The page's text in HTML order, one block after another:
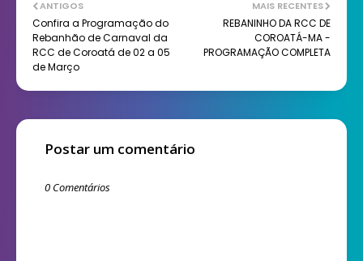
MAIS RECENTES
REBANINHO DA RCC DE
COROATÁ-MA -
PROGRAMAÇÃO COMPLETA
ANTIGOS
Confira a Programação do
Rebanhão de Carnaval da
RCC de Coroatá de 02 a 05
de Março
Postar um comentário
0 Comentários